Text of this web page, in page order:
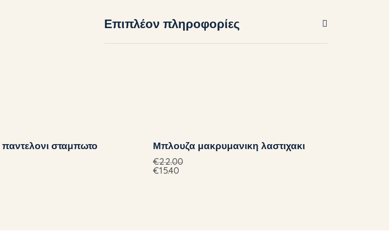
Επιπλέον πληροφορίες
σταμπωτο Μπλουζα μακρυμανικη λαστιχακι
€22.00
€15.40